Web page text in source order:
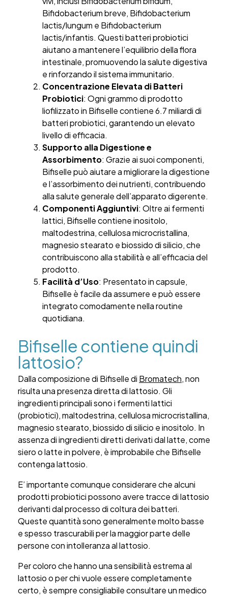
Bifidobacterium breve, Bifidobacterium
lactis/lungum e Bifidobacterium
lactis/infantis. Questi batteri probiotici
aiutano a mantenere l’equilibrio della flora
intestinale, promuovendo la salute digestiva
e rinforzando il sistema immunitario.
Concentrazione Elevata di Batteri
Probiotici: Ogni grammo di prodotto
liofilizzato in Bifiselle contiene 6.7 miliardi di
batteri probiotici, garantendo un elevato
livello di efficacia.
Supporto alla Digestione e
Assorbimento: Grazie ai suoi componenti,
Bifiselle può aiutare a migliorare la digestione
e l’assorbimento dei nutrienti, contribuendo
alla salute generale dell’apparato digerente.
Componenti Aggiuntivi: Oltre ai fermenti
lattici, Bifiselle contiene inositolo,
maltodestrina, cellulosa microcristallina,
magnesio stearato e biossido di silicio, che
contribuiscono alla stabilità e all’efficacia del
prodotto.
Facilità d’Uso: Presentato in capsule,
Bifiselle è facile da assumere e può essere
integrato comodamente nella routine
quotidiana.
Bifiselle contiene quindi
lattosio?
Dalla composizione di Bifiselle di Bromatech, non
risulta una presenza diretta di lattosio. Gli
ingredienti principali sono i fermenti lattici
(probiotici), maltodestrina, cellulosa microcristallina,
magnesio stearato, biossido di silicio e inositolo. In
assenza di ingredienti diretti derivati dal latte, come
siero o latte in polvere, è improbabile che Bifiselle
contenga lattosio.
E’ importante comunque considerare che alcuni
prodotti probiotici possono avere tracce di lattosio
derivanti dal processo di coltura dei batteri.
Queste quantità sono generalmente molto basse
e spesso trascurabili per la maggior parte delle
persone con intolleranza al lattosio.
Per coloro che hanno una sensibilità estrema al
lattosio o per chi vuole essere completamente
certo, è sempre consigliabile consultare un medico